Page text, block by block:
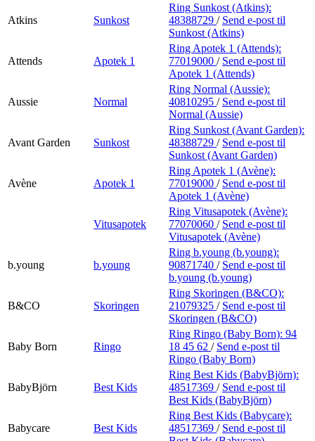
Atkins Sunkost
Ring Sunkost (Atkins):
48388729 / Send e-post til
Sunkost (Atkins)
Attends Apotek 1
Ring Apotek 1 (Attends):
77019000 / Send e-post til
Apotek 1 (Attends)
Aussie Normal
Ring Normal (Aussie):
40810295 / Send e-post til
Normal (Aussie)
Avant Garden Sunkost
Ring Sunkost (Avant Garden):
48388729 / Send e-post til
Sunkost (Avant Garden)
Avène Apotek 1
Ring Apotek 1 (Avène):
77019000 / Send e-post til
Apotek 1 (Avène)
Vitusapotek
Ring Vitusapotek (Avène):
77070060 / Send e-post til
Vitusapotek (Avène)
b.young b.young
Ring b.young (b.young):
90871740 / Send e-post til
b.young (b.young)
B&CO Skoringen
Ring Skoringen (B&CO):
21079325 / Send e-post til
Skoringen (B&CO)
Baby Born Ringo
Ring Ringo (Baby Born): 94
18 45 62 / Send e-post til
Ringo (Baby Born)
BabyBjörn Best Kids
Ring Best Kids (BabyBjörn):
48517369 / Send e-post til
Best Kids (BabyBjörn)
Babycare Best Kids
Ring Best Kids (Babycare):
48517369 / Send e-post til